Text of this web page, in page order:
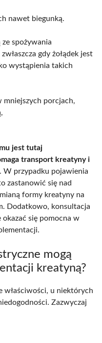
nawet biegunką.
spożywania
gdy żołądek jest
wystąpienia takich
mniejszych porcjach,
jest tutaj
transport kreatyny i
. W przypadku pojawienia
zastanowić się nad
formy kreatyny na
Dodatkowo, konsultacja
się pomocna w
mogą
kreatyną?
właściwości, u niektórych
Zazwyczaj